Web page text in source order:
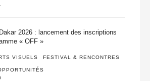
2026 : lancement des inscriptions
« OFF »
VISUELS FESTIVAL & RENCONTRES